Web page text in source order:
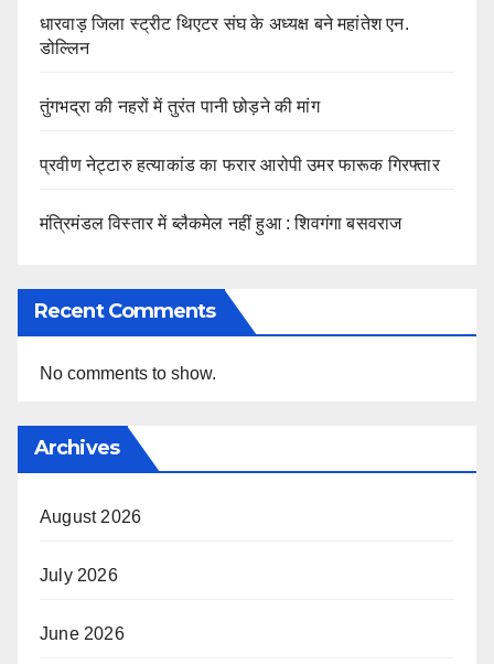
धारवाड़ जिला स्ट्रीट थिएटर संघ के अध्यक्ष बने महांतेश एन.
डोल्लिन
तुंगभद्रा की नहरों में तुरंत पानी छोड़ने की मांग
प्रवीण नेट्टारु हत्याकांड का फरार आरोपी उमर फारूक गिरफ्तार
मंत्रिमंडल विस्तार में ब्लैकमेल नहीं हुआ : शिवगंगा बसवराज
Recent Comments
No comments to show.
Archives
August 2026
July 2026
June 2026